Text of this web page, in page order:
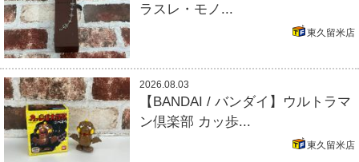
ラスレ・モノ...
東久留米店
2026.08.03
【BANDAI / バンダイ】ウルトラマ
ン倶楽部 カッ歩...
東久留米店